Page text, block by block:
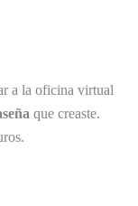
a la oficina virtual
que creaste.